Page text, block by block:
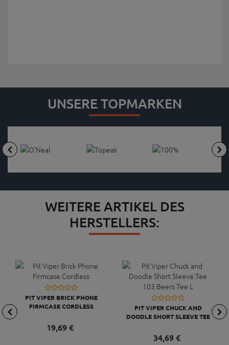
UNSERE TOPMARKEN
WEITERE ARTIKEL DES
HERSTELLERS:
PIT VIPER BRICK PHONE
FIRMCASE CORDLESS
19,69 €
PIT VIPER CHUCK AND
DOODLE SHORT SLEEVE TEE
34,69 €